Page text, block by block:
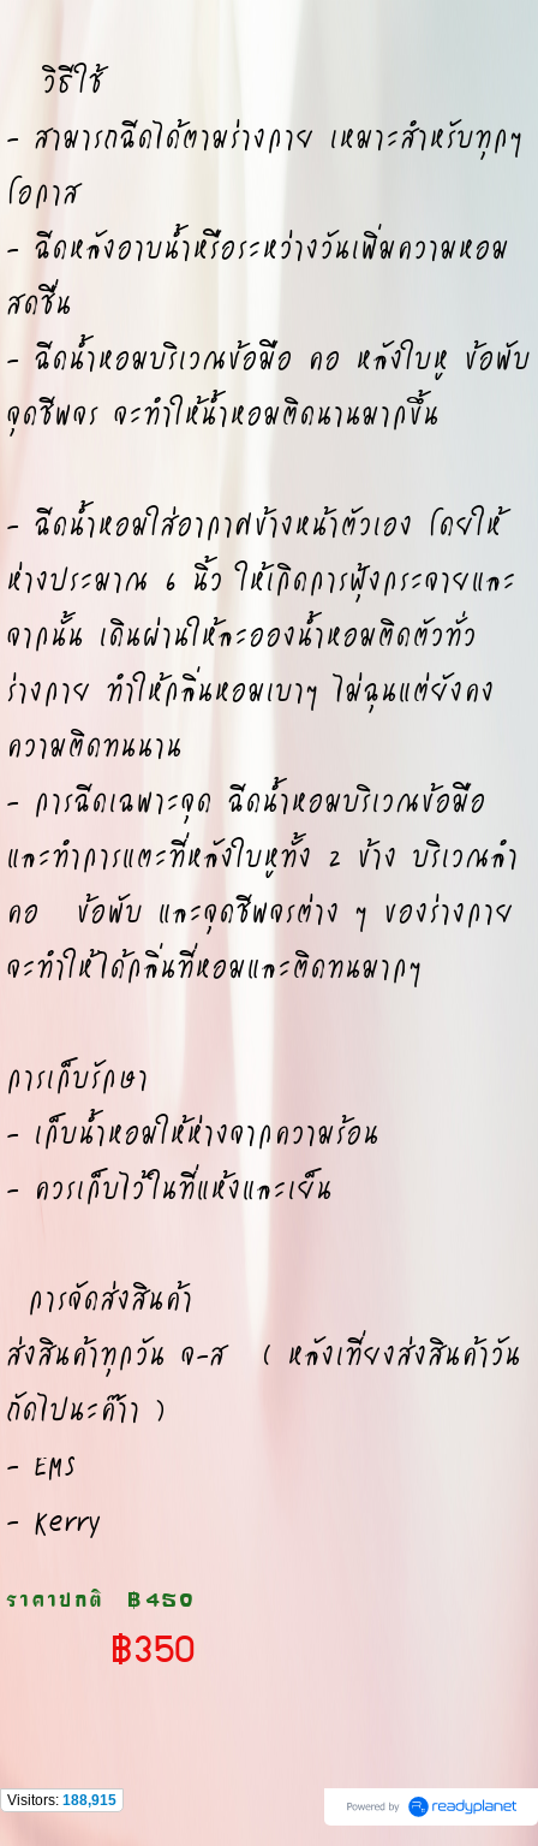
วิธีใช้
- สามารถฉีดได้ตามร่างกาย เหมาะสำหรับทุกๆ
โอกาส
- ฉีดหลังอาบน้ำหรือระหว่างวันเพิ่มความหอม
สดชื่น
- ฉีดน้ำหอมบริเวณข้อมือ คอ หลังใบหู ข้อพับ
จุดชีพจร จะทำให้น้ำหอมติดนานมากขึ้น
- ฉีดน้ำหอมใส่อากาศข้างหน้าตัวเอง โดยให้
ห่างประมาณ 6 นิ้ว ให้เกิดการฟุ้งกระจายและ
จากนั้น เดินผ่านให้ละอองน้ำหอมติดตัวทั่ว
ร่างกาย ทำให้กลิ่นหอมเบาๆ ไม่ฉุนแต่ยังคง
ความติดทนนาน
- การฉีดเฉพาะจุด ฉีดน้ำหอมบริเวณข้อมือ
และทำการแตะที่หลังใบหูทั้ง 2 ข้าง บริเวณลำ
คอ ข้อพับ และจุดชีพจรต่าง ๆ ของร่างกาย
จะทำให้ได้กลิ่นที่หอมและติดทนมากๆ
การเก็บรักษา
- เก็บน้ำหอมให้ห่างจากความร้อน
- ควรเก็บไว้ในที่แห้งและเย็น
การจัดส่งสินค้า
ส่งสินค้าทุกวัน จ-ส ( หลังเที่ยงส่งสินค้าวัน
ถัดไปนะค๊าา )
- EMS
- Kerry
ราคาปกติ ฿450
฿350
Visitors: 188,915